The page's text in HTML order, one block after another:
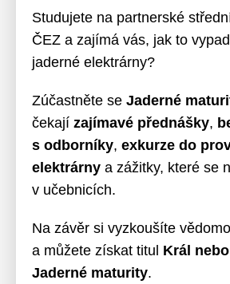
Studujete na partnerské
ČEZ a zajímá vás, jak to
jaderné elektrárny?
Zúčastněte se Jaderné
čekají zajímavé přednášky,
s odborníky, exkurze do
elektrárny a zážitky, které se
v učebnicích.
Na závěr si vyzkoušíte
a můžete získat titul Král
Jaderné maturity.